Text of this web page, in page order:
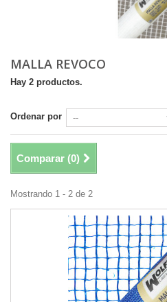
MALLA REVOCO
Hay 2 productos.
Ordenar por
Comparar (0)
Mostrando 1 - 2 de 2